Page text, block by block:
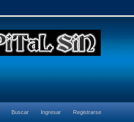
Buscar Ingresar Registrarse